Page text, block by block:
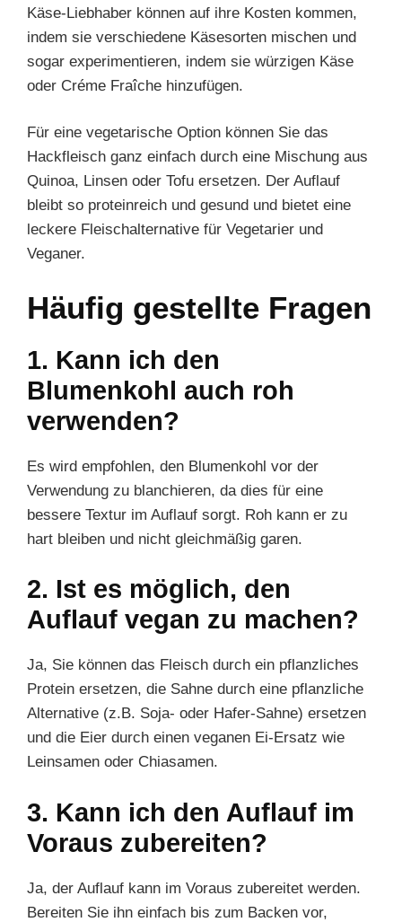
Käse-Liebhaber können auf ihre Kosten kommen,
indem sie verschiedene Käsesorten mischen und
sogar experimentieren, indem sie würzigen Käse
oder Créme Fraîche hinzufügen.
Für eine vegetarische Option können Sie das
Hackfleisch ganz einfach durch eine Mischung aus
Quinoa, Linsen oder Tofu ersetzen. Der Auflauf
bleibt so proteinreich und gesund und bietet eine
leckere Fleischalternative für Vegetarier und
Veganer.
Häufig gestellte Fragen
1. Kann ich den
Blumenkohl auch roh
verwenden?
Es wird empfohlen, den Blumenkohl vor der
Verwendung zu blanchieren, da dies für eine
bessere Textur im Auflauf sorgt. Roh kann er zu
hart bleiben und nicht gleichmäßig garen.
2. Ist es möglich, den
Auflauf vegan zu machen?
Ja, Sie können das Fleisch durch ein pflanzliches
Protein ersetzen, die Sahne durch eine pflanzliche
Alternative (z.B. Soja- oder Hafer-Sahne) ersetzen
und die Eier durch einen veganen Ei-Ersatz wie
Leinsamen oder Chiasamen.
3. Kann ich den Auflauf im
Voraus zubereiten?
Ja, der Auflauf kann im Voraus zubereitet werden.
Bereiten Sie ihn einfach bis zum Backen vor,